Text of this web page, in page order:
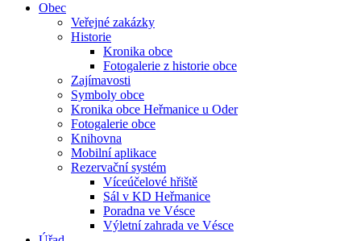
Obec
Veřejné zakázky
Historie
Kronika obce
Fotogalerie z historie obce
Zajímavosti
Symboly obce
Kronika obce Heřmanice u Oder
Fotogalerie obce
Knihovna
Mobilní aplikace
Rezervační systém
Víceúčelové hřiště
Sál v KD Heřmanice
Poradna ve Vésce
Výletní zahrada ve Vésce